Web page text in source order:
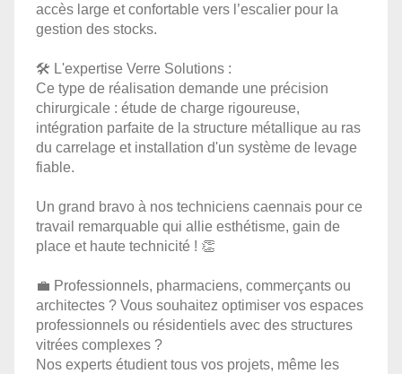
accès large et confortable vers l’escalier pour la
gestion des stocks.
🛠️ L'expertise Verre Solutions :
Ce type de réalisation demande une précision
chirurgicale : étude de charge rigoureuse,
intégration parfaite de la structure métallique au ras
du carrelage et installation d'un système de levage
fiable.
Un grand bravo à nos techniciens caennais pour ce
travail remarquable qui allie esthétisme, gain de
place et haute technicité ! 👏
💼 Professionnels, pharmaciens, commerçants ou
architectes ? Vous souhaitez optimiser vos espaces
professionnels ou résidentiels avec des structures
vitrées complexes ?
Nos experts étudient tous vos projets, même les